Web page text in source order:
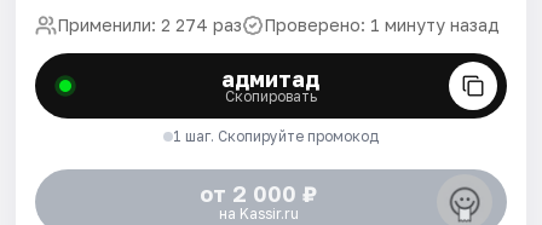
Применили: 2 274 раз Проверено: 1 минуту назад
адмитад
Скопировать
1 шаг. Скопируйте промокод
от 2 000 ₽
на Kassir.ru